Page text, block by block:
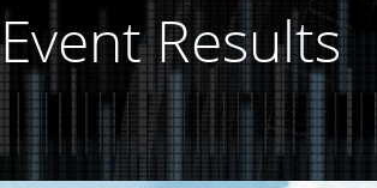
Event Results